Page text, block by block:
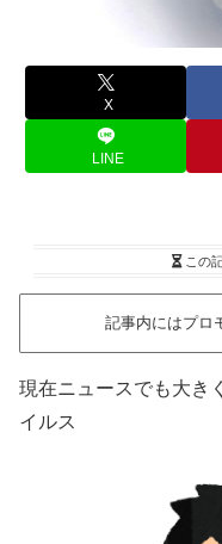
X
LINE
この
記事内にはプロ
現在ニュースでも大き
イルス